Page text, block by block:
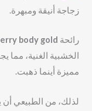
زجاجة أنيقة ومبهرة.
رائحة body gold
الخشبية الغنية، مما
مميزة أينما ذهبت.
لذلك، من الطبيعي أن